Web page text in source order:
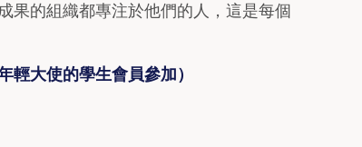
果的組織都專注於他們的人，這是每個
輕大使的學生會員參加）